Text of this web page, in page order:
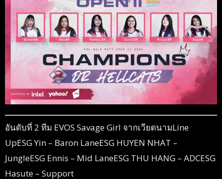
อันดับที่ 2 ทีม EVOS Savage Girl จากเวียดนามLine
UpESG Yin – Baron LaneESG HUYEN NHAT –
JungleESG Ennis – Mid LaneESG THU HANG – ADCESG
Hasute – Support